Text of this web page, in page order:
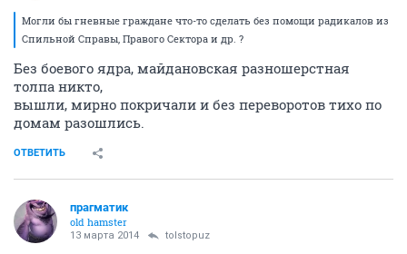
Могли бы гневные граждане что-то сделать без помощи радикалов из
Спильной Справы, Правого Сектора и др. ?
Без боевого ядра, майдановская разношерстная
толпа никто,
вышли, мирно покричали и без переворотов тихо по
домам разошлись.
ОТВЕТИТЬ
прагматик
old hamster
13 марта 2014 tolstopuz